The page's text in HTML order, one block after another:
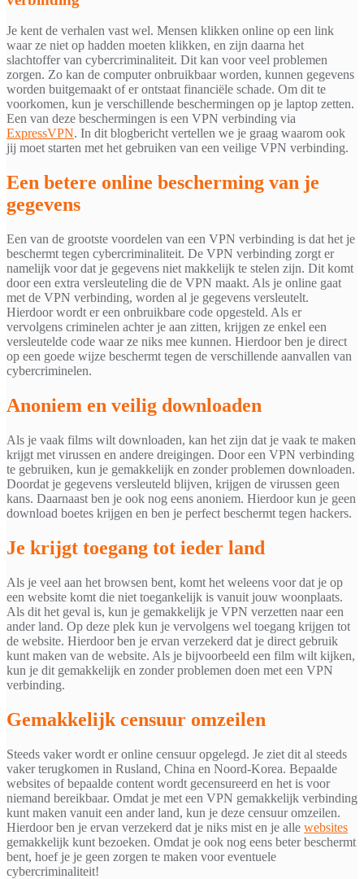
Je kent de verhalen vast wel. Mensen klikken online op een link
waar ze niet op hadden moeten klikken, en zijn daarna het
slachtoffer van cybercriminaliteit. Dit kan voor veel problemen
zorgen. Zo kan de computer onbruikbaar worden, kunnen gegevens
worden buitgemaakt of er ontstaat financiële schade. Om dit te
voorkomen, kun je verschillende beschermingen op je laptop zetten.
Een van deze beschermingen is een VPN verbinding via
ExpressVPN. In dit blogbericht vertellen we je graag waarom ook
jij moet starten met het gebruiken van een veilige VPN verbinding.
Een betere online bescherming van je
gegevens
Een van de grootste voordelen van een VPN verbinding is dat het je
beschermt tegen cybercriminaliteit. De VPN verbinding zorgt er
namelijk voor dat je gegevens niet makkelijk te stelen zijn. Dit komt
door een extra versleuteling die de VPN maakt. Als je online gaat
met de VPN verbinding, worden al je gegevens versleutelt.
Hierdoor wordt er een onbruikbare code opgesteld. Als er
vervolgens criminelen achter je aan zitten, krijgen ze enkel een
versleutelde code waar ze niks mee kunnen. Hierdoor ben je direct
op een goede wijze beschermt tegen de verschillende aanvallen van
cybercriminelen.
Anoniem en veilig downloaden
Als je vaak films wilt downloaden, kan het zijn dat je vaak te maken
krijgt met virussen en andere dreigingen. Door een VPN verbinding
te gebruiken, kun je gemakkelijk en zonder problemen downloaden.
Doordat je gegevens versleuteld blijven, krijgen de virussen geen
kans. Daarnaast ben je ook nog eens anoniem. Hierdoor kun je geen
download boetes krijgen en ben je perfect beschermt tegen hackers.
Je krijgt toegang tot ieder land
Als je veel aan het browsen bent, komt het weleens voor dat je op
een website komt die niet toegankelijk is vanuit jouw woonplaats.
Als dit het geval is, kun je gemakkelijk je VPN verzetten naar een
ander land. Op deze plek kun je vervolgens wel toegang krijgen tot
de website. Hierdoor ben je ervan verzekerd dat je direct gebruik
kunt maken van de website. Als je bijvoorbeeld een film wilt kijken,
kun je dit gemakkelijk en zonder problemen doen met een VPN
verbinding.
Gemakkelijk censuur omzeilen
Steeds vaker wordt er online censuur opgelegd. Je ziet dit al steeds
vaker terugkomen in Rusland, China en Noord-Korea. Bepaalde
websites of bepaalde content wordt gecensureerd en het is voor
niemand bereikbaar. Omdat je met een VPN gemakkelijk verbinding
kunt maken vanuit een ander land, kun je deze censuur omzeilen.
Hierdoor ben je ervan verzekerd dat je niks mist en je alle websites
gemakkelijk kunt bezoeken. Omdat je ook nog eens beter beschermt
bent, hoef je je geen zorgen te maken voor eventuele
cybercriminaliteit!